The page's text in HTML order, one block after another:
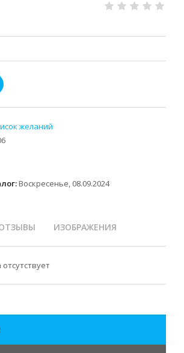
Воскресенье, 08.09.2024
ИЗОБРАЖЕНИЯ